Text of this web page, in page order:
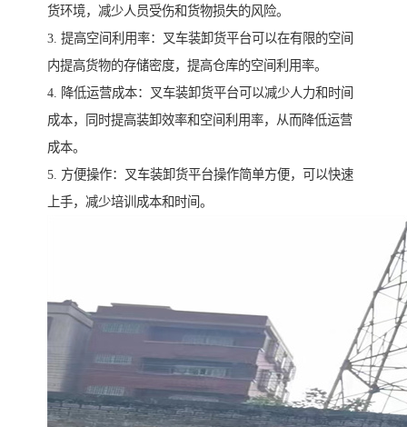
货环境，减少人员受伤和货物损失的风险。
3. 提高空间利用率：叉车装卸货平台可以在有限的空间
内提高货物的存储密度，提高仓库的空间利用率。
4. 降低运营成本：叉车装卸货平台可以减少人力和时间
成本，同时提高装卸效率和空间利用率，从而降低运营
成本。
5. 方便操作：叉车装卸货平台操作简单方便，可以快速
上手，减少培训成本和时间。